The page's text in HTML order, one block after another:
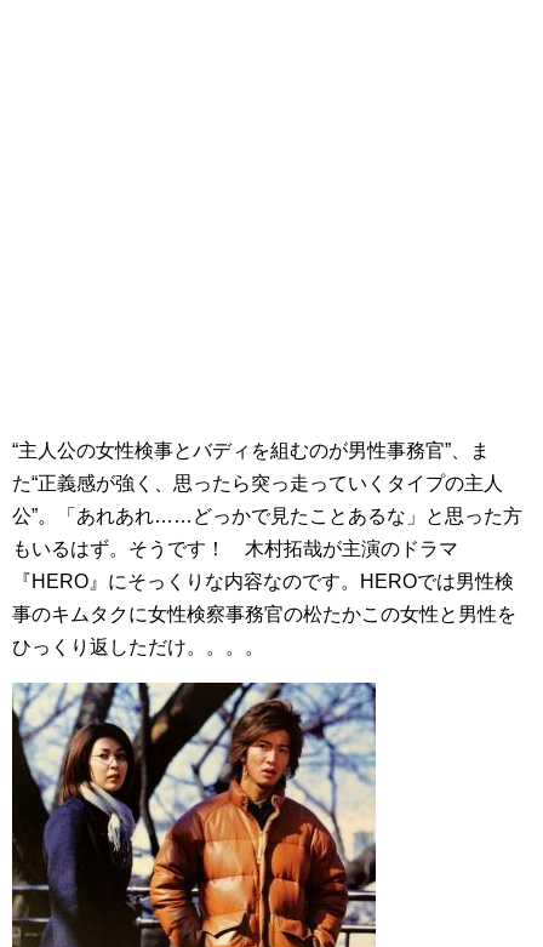
“主人公の女性検事とバディを組むのが男性事務官”、ま
た“正義感が強く、思ったら突っ走っていくタイプの主人
公”。「あれあれ……どっかで見たことあるな」と思った方
もいるはず。そうです！ 木村拓哉が主演のドラマ
『HERO』にそっくりな内容なのです。HEROでは男性検
事のキムタクに女性検察事務官の松たかこの女性と男性を
ひっくり返しただけ。。。。